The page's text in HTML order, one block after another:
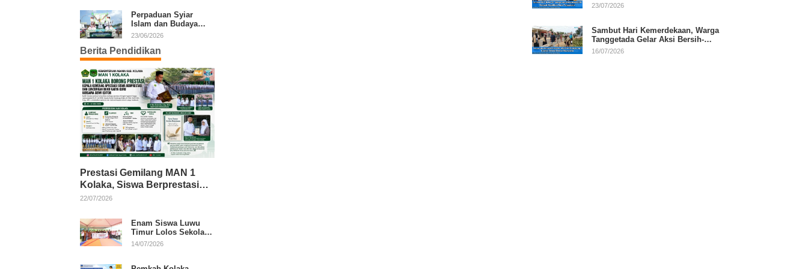
Perpaduan Syiar
Islam dan Budaya
Warnai Pawai Ta’aruf
23/06/2026
Berita Pendidikan
Prestasi Gemilang MAN 1
Kolaka, Siswa Berprestasi
dan Guru Berkarya Raih
22/07/2026
Enam Siswa Luwu
Timur Lolos Sekolah
Rakyat, Bupati: Jaga
14/07/2026
RI
23/07/2026
Sambut Hari Kemerdekaan, Warga
Tanggetada Gelar Aksi Bersih-
Bersih Desa
16/07/2026